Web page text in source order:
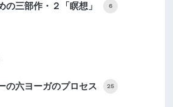
三部作・２「瞑想」 6
の六ヨーガのプロセス 25